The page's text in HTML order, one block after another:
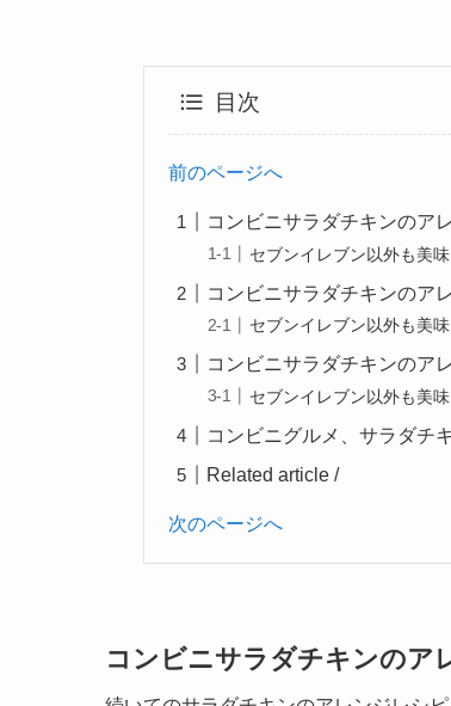
目次
前のページへ
コンビニサラダチキンのア
セブンイレブン以外も美
コンビニサラダチキンのア
セブンイレブン以外も美
コンビニサラダチキンのア
セブンイレブン以外も美
コンビニグルメ、サラダチ
Related article /
次のページへ
コンビニサラダチキンの